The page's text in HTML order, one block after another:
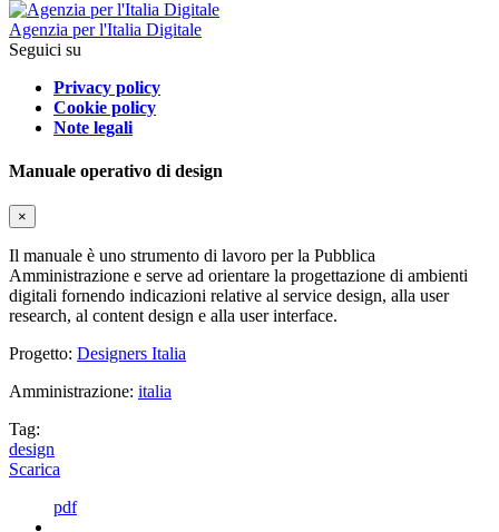
Agenzia per l'Italia Digitale
Seguici su
Privacy policy
Cookie policy
Note legali
Manuale operativo di design
×
Il manuale è uno strumento di lavoro per la Pubblica
Amministrazione e serve ad orientare la progettazione di ambienti
digitali fornendo indicazioni relative al service design, alla user
research, al content design e alla user interface.
Progetto: Designers Italia
Amministrazione: italia
Tag:
design
Scarica
pdf